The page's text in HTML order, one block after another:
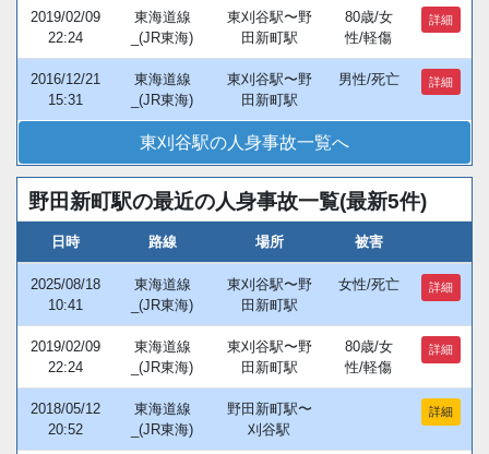
2019/02/09
22:24
東海道線
_(JR東海)
東刈谷駅〜野
田新町駅
80歳/女
性/軽傷
詳細
2016/12/21
15:31
東海道線
_(JR東海)
東刈谷駅〜野
田新町駅
男性/死亡 詳細
東刈谷駅の人身事故一覧へ
野田新町駅の最近の人身事故一覧(最新5件)
日時 路線 場所 被害
2025/08/18
10:41
東海道線
_(JR東海)
東刈谷駅〜野
田新町駅
女性/死亡 詳細
2019/02/09
22:24
東海道線
_(JR東海)
東刈谷駅〜野
田新町駅
80歳/女
性/軽傷
詳細
2018/05/12
20:52
東海道線
_(JR東海)
野田新町駅〜
刈谷駅
詳細